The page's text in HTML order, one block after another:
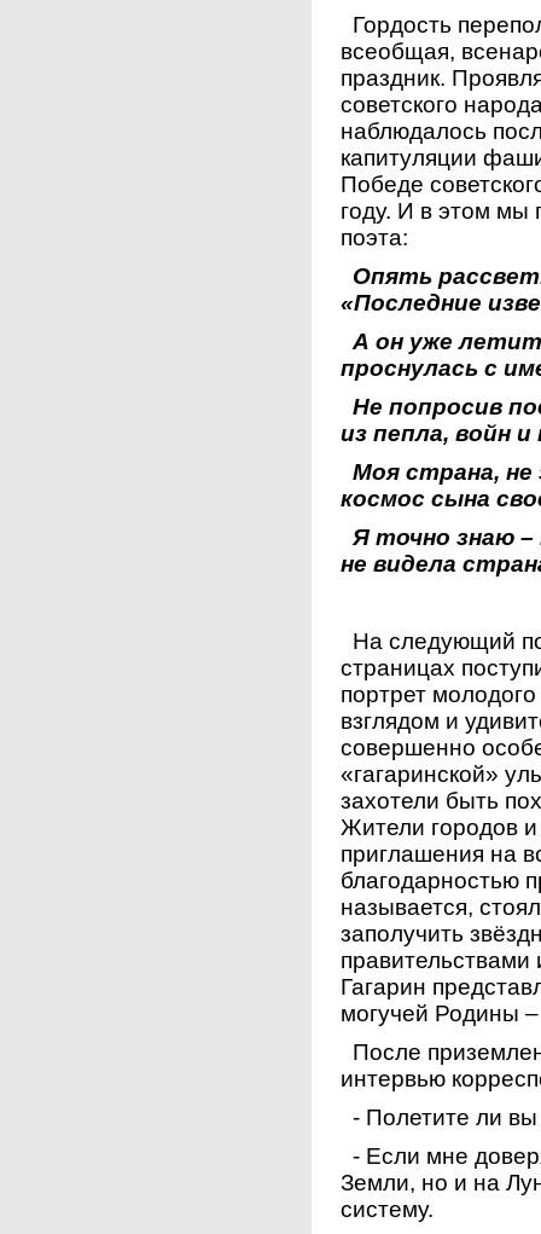
Гордость
всеобщая,
праздник.
советского
наблюдалось
капитуляции
Победе
году. И в этом мы
поэта:
Опять
«Последние
А он уже летит
проснулась с
Не попросив
из пепла, войн и
Моя страна,
космос сына
Я точно знаю –
не видела
На следующий
страницах
портрет
взглядом и
совершенно
«гагаринской»
захотели быть
Жители городов
приглашения на
благодарностью
называется,
заполучить
Гагарин
могучей Родины
После
интервью
- Полетите ли
- Если мне
Земли, но и на
систему.